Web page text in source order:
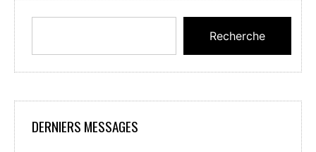
Recherche
DERNIERS MESSAGES